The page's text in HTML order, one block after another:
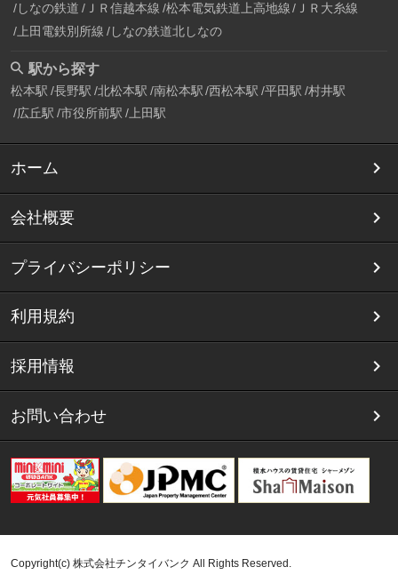
しなの鉄道 ＪＲ信越本線 松本電気鉄道上高地線
ＪＲ大糸線
上田電鉄別所線 しなの鉄道北しなの
駅から探す
松本駅 長野駅 北松本駅 南松本駅 西松本駅 平田駅 村井駅
広丘駅 市役所前駅 上田駅
ホーム
会社概要
プライバシーポリシー
利用規約
採用情報
お問い合わせ
Copyright(c) 株式会社チンタイバンク All Rights Reserved.